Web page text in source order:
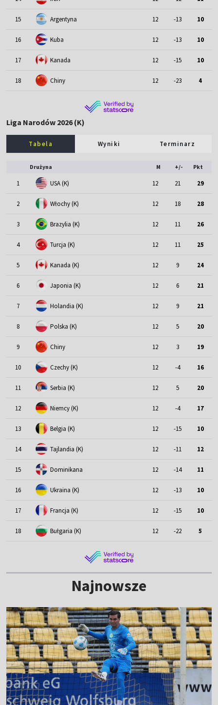
15 Argentyna 12 -13 10
16 Kuba 12 -13 10
17 Kanada 12 -15 10
18 Chiny 12 -23 4
Liga Narodów 2026 (K)
Tabela Wyniki Terminarz
Drużyna M +/- Pkt
1 USA (K) 12 21 29
2 Włochy (K) 12 18 28
3 Brazylia (K) 12 11 26
4 Turcja (K) 12 11 25
5 Kanada (K) 12 9 24
6 Japonia (K) 12 6 21
7 Holandia (K) 12 9 21
8 Polska (K) 12 5 20
9 Chiny 12 3 19
10 Czechy (K) 12 -4 16
11 Serbia (K) 12 5 20
12 Niemcy (K) 12 -4 17
13 Belgia (K) 12 -15 10
14 Tajlandia (K) 12 -11 12
15 Dominikana 12 -14 11
16 Ukraina (K) 12 -13 10
17 Francja (K) 12 -15 10
18 Bułgaria (K) 12 -22 5
Najnowsze